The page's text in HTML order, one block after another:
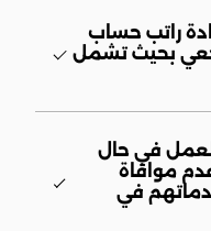
راتب حساب
بحيث تشمل
في حال
موافاة
في